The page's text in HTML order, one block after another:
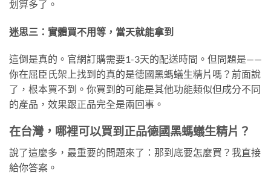
划算多了。
迷思三：實體買不用等，當天就能拿到
這倒是真的。官網訂購需要1-3天的配送時間。但問題是——
你在屈臣氏架上找到的真的是德國黑螞蟻生精片嗎？前面說
了，根本買不到。你買到的可能是其他功能類似但成分不同
的產品，效果跟正品完全是兩回事。
在台灣，哪裡可以買到正品德國黑螞蟻生精片？
說了這麼多，最重要的問題來了：那到底要怎麼買？我直接
給你答案。